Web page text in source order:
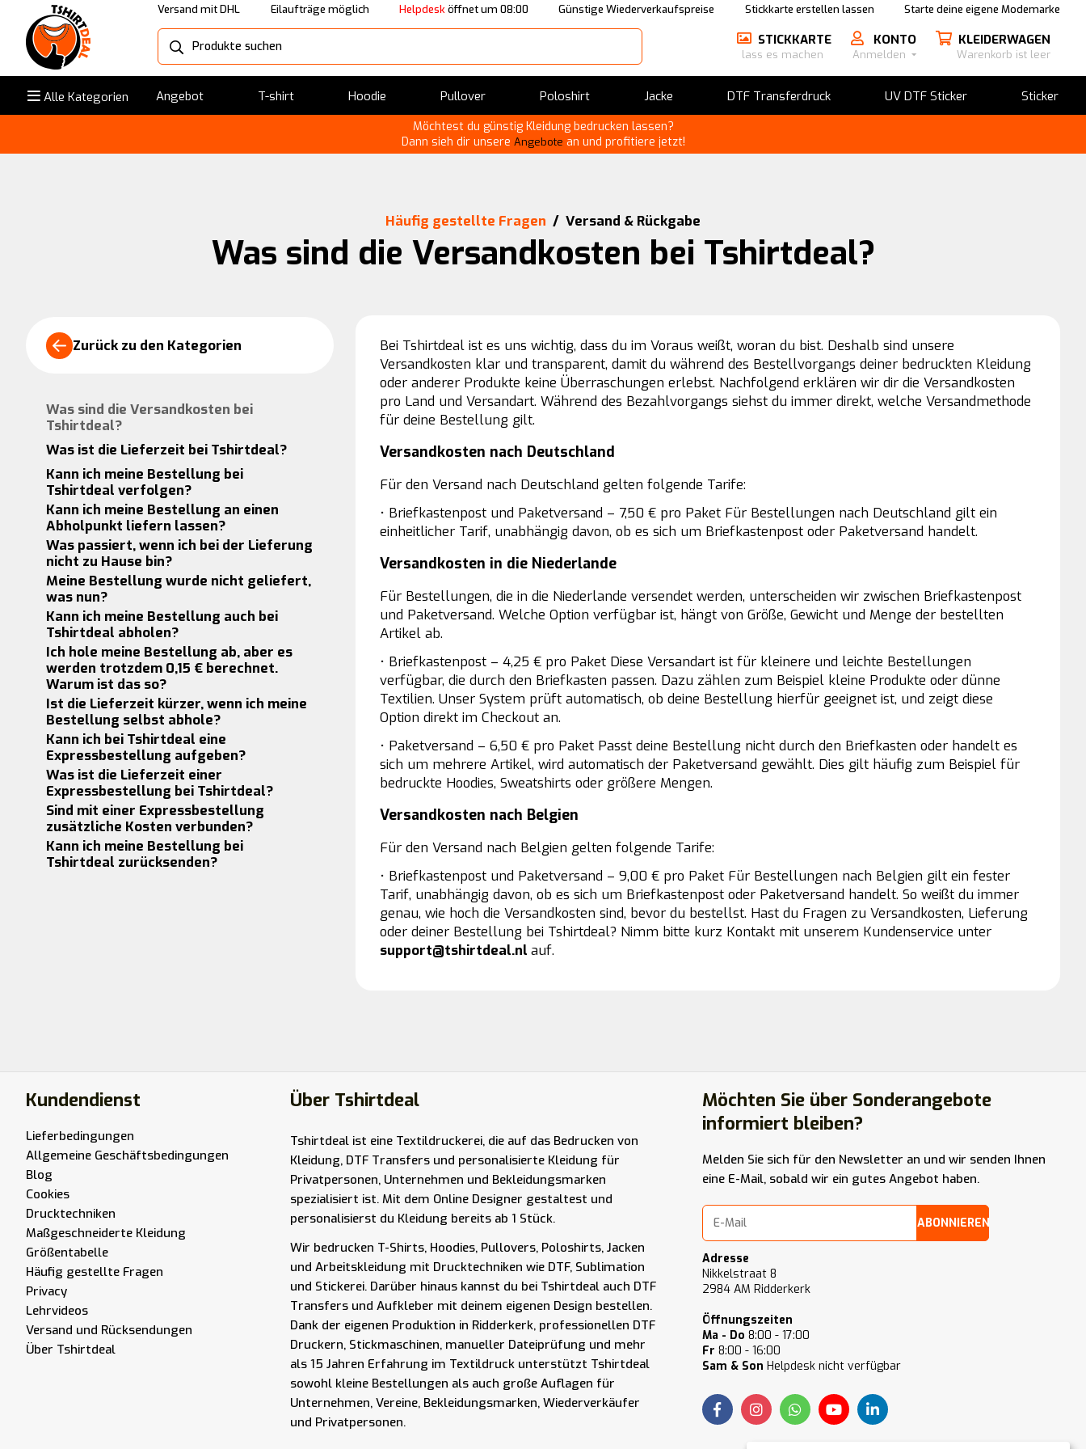
Versand mit DHL Eilaufträge möglich Helpdesköffnet um 08:00 Günstige Wiederverkaufspreise Stickkarte erstellen lassen Starte deine eigene Modemarke
STICKKARTE
lass es machen
KONTO
Anmelden
KLEIDERWAGEN
Warenkorb ist leer
Alle Kategorien Angebot T-shirt Hoodie Pullover Poloshirt Jacke ​DTF Transferdruck UV DTF Sticker Sticker
Möchtest du günstig Kleidung bedrucken lassen?
Dann sieh dir unsere Angebote an und profitiere jetzt!
Häufig gestellte Fragen / Versand & Rückgabe
Was sind die Versandkosten bei Tshirtdeal?
Zurück zu den Kategorien
Was sind die Versandkosten bei
Tshirtdeal?
Was ist die Lieferzeit bei Tshirtdeal?
Kann ich meine Bestellung bei
Tshirtdeal verfolgen?
Kann ich meine Bestellung an einen
Abholpunkt liefern lassen?
Was passiert, wenn ich bei der Lieferung
nicht zu Hause bin?
Meine Bestellung wurde nicht geliefert,
was nun?
Kann ich meine Bestellung auch bei
Tshirtdeal abholen?
Ich hole meine Bestellung ab, aber es
werden trotzdem 0,15 € berechnet.
Warum ist das so?
Ist die Lieferzeit kürzer, wenn ich meine
Bestellung selbst abhole?
Kann ich bei Tshirtdeal eine
Expressbestellung aufgeben?
Was ist die Lieferzeit einer
Expressbestellung bei Tshirtdeal?
Sind mit einer Expressbestellung
zusätzliche Kosten verbunden?
Kann ich meine Bestellung bei
Tshirtdeal zurücksenden?
Bei Tshirtdeal ist es uns wichtig, dass du im Voraus weißt, woran du bist. Deshalb sind unsere
Versandkosten klar und transparent, damit du während des Bestellvorgangs deiner bedruckten Kleidung
oder anderer Produkte keine Überraschungen erlebst. Nachfolgend erklären wir dir die Versandkosten
pro Land und Versandart. Während des Bezahlvorgangs siehst du immer direkt, welche Versandmethode
für deine Bestellung gilt.
Versandkosten nach Deutschland
Für den Versand nach Deutschland gelten folgende Tarife:
• Briefkastenpost und Paketversand – 7,50 € pro Paket Für Bestellungen nach Deutschland gilt ein
einheitlicher Tarif, unabhängig davon, ob es sich um Briefkastenpost oder Paketversand handelt.
Versandkosten in die Niederlande
Für Bestellungen, die in die Niederlande versendet werden, unterscheiden wir zwischen Briefkastenpost
und Paketversand. Welche Option verfügbar ist, hängt von Größe, Gewicht und Menge der bestellten
Artikel ab.
• Briefkastenpost – 4,25 € pro Paket Diese Versandart ist für kleinere und leichte Bestellungen
verfügbar, die durch den Briefkasten passen. Dazu zählen zum Beispiel kleine Produkte oder dünne
Textilien. Unser System prüft automatisch, ob deine Bestellung hierfür geeignet ist, und zeigt diese
Option direkt im Checkout an.
• Paketversand – 6,50 € pro Paket Passt deine Bestellung nicht durch den Briefkasten oder handelt es
sich um mehrere Artikel, wird automatisch der Paketversand gewählt. Dies gilt häufig zum Beispiel für
bedruckte Hoodies, Sweatshirts oder größere Mengen.
Versandkosten nach Belgien
Für den Versand nach Belgien gelten folgende Tarife:
• Briefkastenpost und Paketversand – 9,00 € pro Paket Für Bestellungen nach Belgien gilt ein fester
Tarif, unabhängig davon, ob es sich um Briefkastenpost oder Paketversand handelt. So weißt du immer
genau, wie hoch die Versandkosten sind, bevor du bestellst. Hast du Fragen zu Versandkosten, Lieferung
oder deiner Bestellung bei Tshirtdeal? Nimm bitte kurz Kontakt mit unserem Kundenservice unter
support@tshirtdeal.nl auf.
Kundendienst
Lieferbedingungen
Allgemeine Geschäftsbedingungen
Blog
Cookies
Drucktechniken
Maßgeschneiderte Kleidung
Größentabelle
Häufig gestellte Fragen
Privacy
Lehrvideos
Versand und Rücksendungen
Über Tshirtdeal
Über Tshirtdeal
Tshirtdeal ist eine Textildruckerei, die auf das Bedrucken von
Kleidung, DTF Transfers und personalisierte Kleidung für
Privatpersonen, Unternehmen und Bekleidungsmarken
spezialisiert ist. Mit dem Online Designer gestaltest und
personalisierst du Kleidung bereits ab 1 Stück.
Wir bedrucken T-Shirts, Hoodies, Pullovers, Poloshirts, Jacken
und Arbeitskleidung mit Drucktechniken wie DTF, Sublimation
und Stickerei. Darüber hinaus kannst du bei Tshirtdeal auch DTF
Transfers und Aufkleber mit deinem eigenen Design bestellen.
Dank der eigenen Produktion in Ridderkerk, professionellen DTF
Druckern, Stickmaschinen, manueller Dateiprüfung und mehr
als 15 Jahren Erfahrung im Textildruck unterstützt Tshirtdeal
sowohl kleine Bestellungen als auch große Auflagen für
Unternehmen, Vereine, Bekleidungsmarken, Wiederverkäufer
und Privatpersonen.
Möchten Sie über Sonderangebote
informiert bleiben?
Melden Sie sich für den Newsletter an und wir senden Ihnen
eine E-Mail, sobald wir ein gutes Angebot haben.
ABONNIEREN
Adresse
Nikkelstraat 8
2984 AM Ridderkerk
Öffnungszeiten
Ma - Do 8:00 - 17:00
Fr 8:00 - 16:00
Sam & Son Helpdesk nicht verfügbar